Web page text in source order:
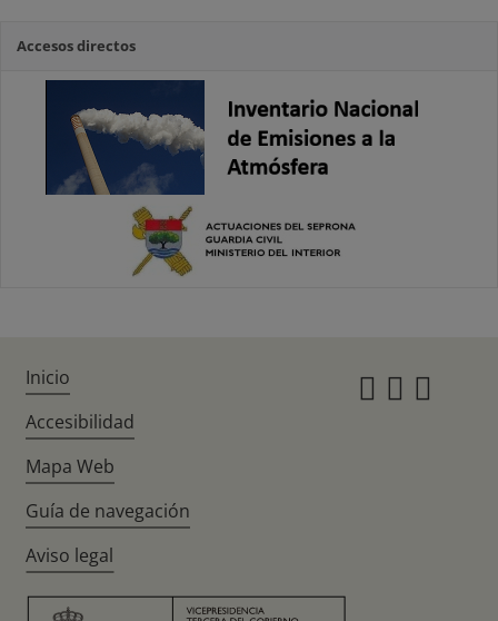
Accesos directos
Inicio
Accesibilidad
Mapa Web
Guía de navegación
Aviso legal